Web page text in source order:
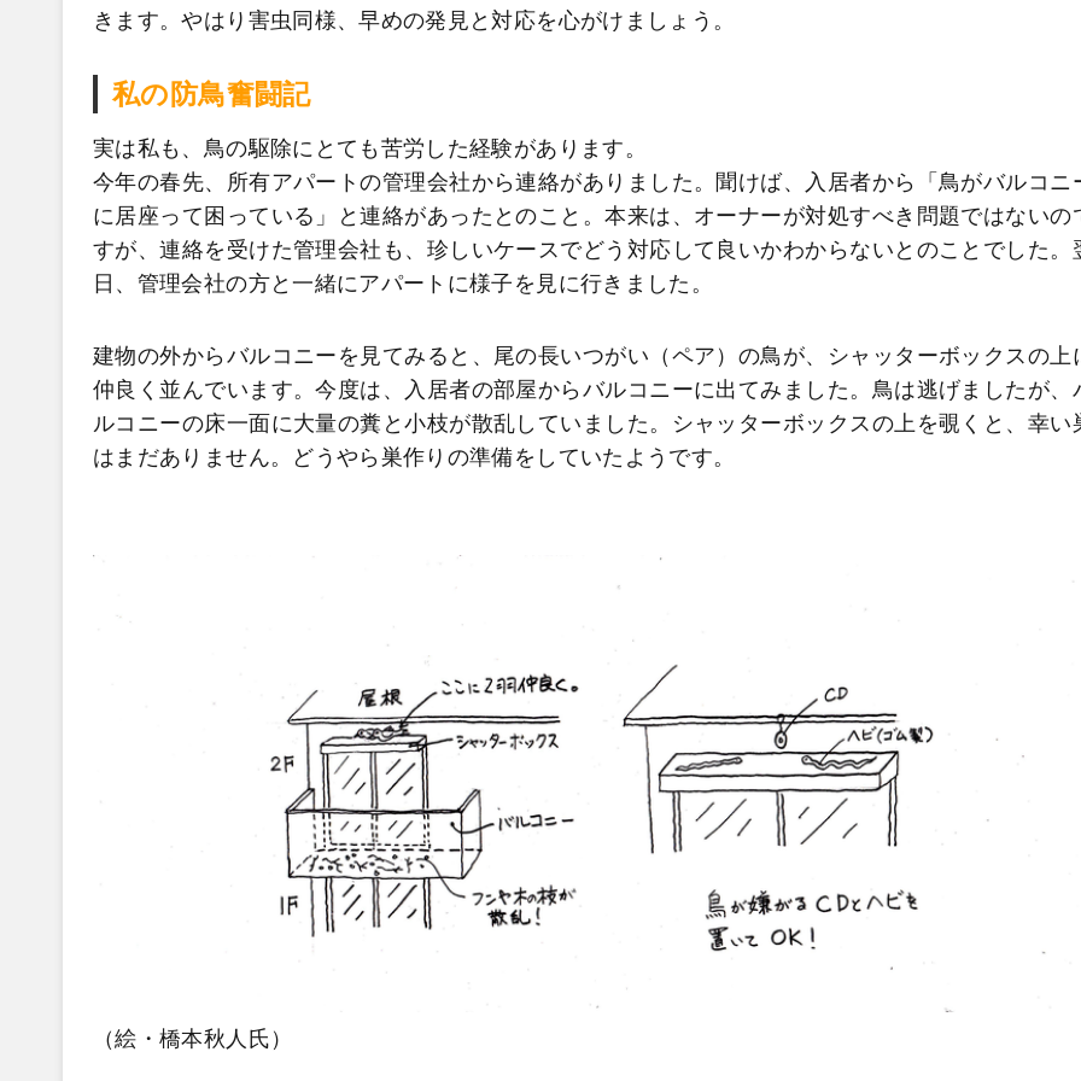
きます。やはり害虫同様、早めの発見と対応を心がけましょう。
私の防鳥奮闘記
実は私も、鳥の駆除にとても苦労した経験があります。
今年の春先、所有アパートの管理会社から連絡がありました。聞けば、入居者から「鳥がバルコニ
に居座って困っている」と連絡があったとのこと。本来は、オーナーが対処すべき問題ではないの
すが、連絡を受けた管理会社も、珍しいケースでどう対応して良いかわからないとのことでした。
日、管理会社の方と一緒にアパートに様子を見に行きました。
建物の外からバルコニーを見てみると、尾の長いつがい（ペア）の鳥が、シャッターボックスの上
仲良く並んでいます。今度は、入居者の部屋からバルコニーに出てみました。鳥は逃げましたが、
ルコニーの床一面に大量の糞と小枝が散乱していました。シャッターボックスの上を覗くと、幸い
はまだありません。どうやら巣作りの準備をしていたようです。
（絵・橋本秋人氏 ）